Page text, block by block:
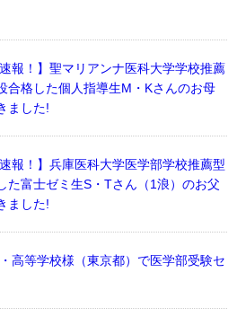
速報！】聖マリアンナ医科大学学校推薦
合格した個人指導生M・Kさんのお母
ました!
速報！】兵庫医科大学医学部学校推薦型
た富士ゼミ生S・Tさん（1浪）のお父
ました!
高等学校様（東京都）で医学部受験セ